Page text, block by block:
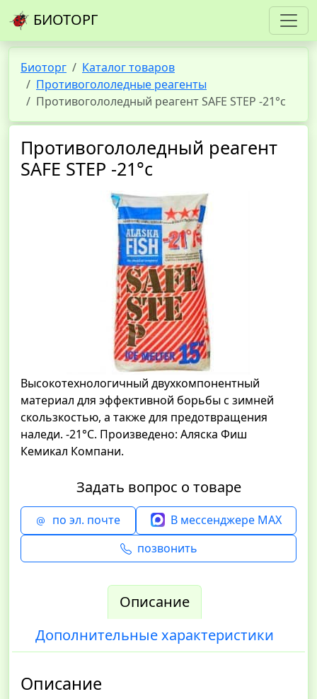
БИОТОРГ
Биоторг
Каталог товаров
Противогололедные реагенты
Противогололедный реагент SAFE STEP -21°с
Противогололедный реагент
SAFE STEP -21°с
Высокотехнологичный двухкомпонентный
материал для эффективной борьбы с зимней
скользкостью, а также для предотвращения
наледи. -21°C. Произведено: Аляска Фиш
Кемикал Компани.
Задать вопрос о товаре
по эл. почте
В мессенджере MAX
позвонить
Описание
Дополнительные характеристики
Описание